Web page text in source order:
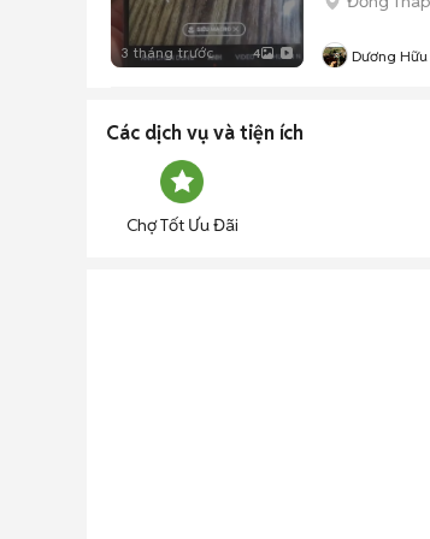
3 tháng trước 4 Dương Hữu
Các dịch vụ và tiện ích
Chợ Tốt Ưu Đãi